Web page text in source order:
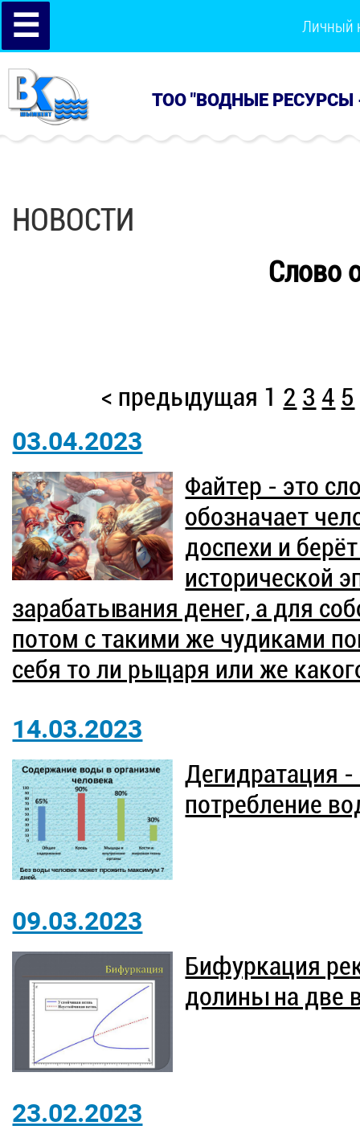
☰ Личный
ТОО "ВОДНЫЕ РЕСУРСЫ
НОВОСТИ
Слово
< предыдущая 1 2 3 4 5
03.04.2023
Файтер - это
обозначает
доспехи и
исторической
зарабатывания денег, а для
потом с такими же чудиками
себя то ли рыцаря или же
14.03.2023
Дегидратация
потребление
09.03.2023
Бифуркация
долины на две
23.02.2023